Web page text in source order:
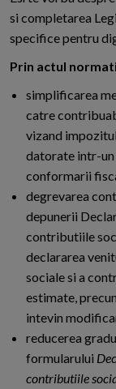
si completarea
specifice pentru
Prin actul
simplificarea
catre
vizand
datorate intr-
conformarii
degrevarea
depunerii
contributiile
declararea
sociale si a
estimate,
intevin
reducerea
formularului
contributiile